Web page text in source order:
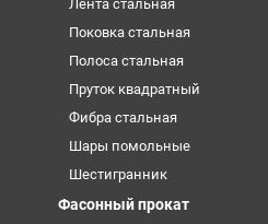
Лента стальная
Поковка стальная
Полоса стальная
Пруток квадратный
Фибра стальная
Шары помольные
Шестигранник
Фасонный прокат